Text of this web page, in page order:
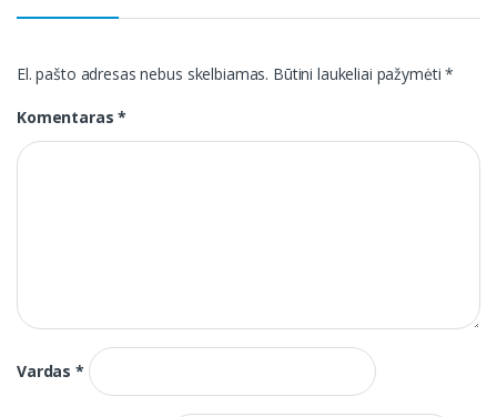
El. pašto adresas nebus skelbiamas. Būtini laukeliai pažymėti*
Komentaras*
Vardas*